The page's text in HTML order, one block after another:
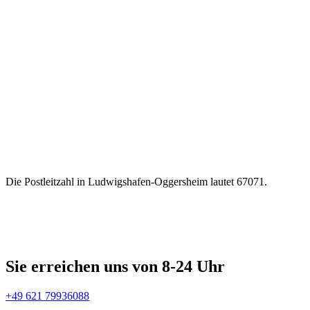
Die Postleitzahl in Ludwigshafen-Oggersheim lautet 67071.
Sie erreichen uns von 8-24 Uhr
+49 621 79936088